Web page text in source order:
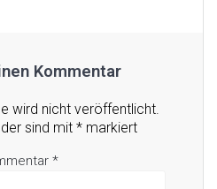
Kommentar
wird nicht veröffentlicht.
sind mit *markiert
*